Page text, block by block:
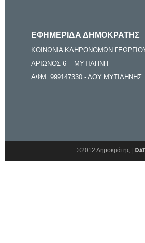
ΕΦΗΜΕΡΙΔΑ ΔΗΜΟΚΡΑΤΗΣ
ΚΟΙΝΩΝΙΑ ΚΛΗΡΟΝΟΜΩΝ
ΑΡΙΩΝΟΣ 6 – ΜΥΤΙΛΗΝΗ
ΑΦΜ: 999147330 - ΔΟΥ ΜΥΤΙΛΗΝΗΣ
©2012 Δημοκράτης |